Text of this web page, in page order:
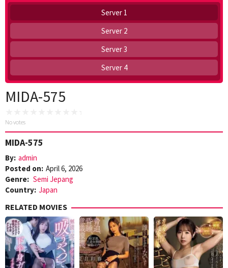
Server 1
Server 2
Server 3
Server 4
MIDA-575
No votes
MIDA-575
By: admin
Posted on: April 6, 2026
Genre: Semi Jepang
Country: Japan
RELATED MOVIES